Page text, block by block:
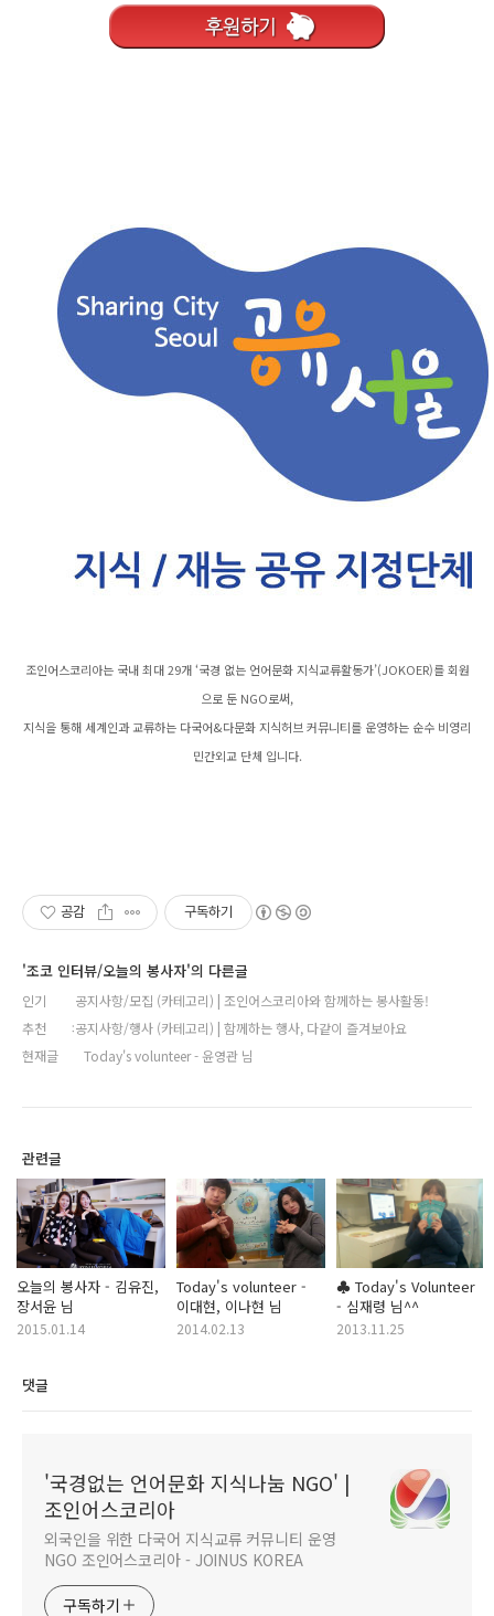
조인어스코리아는 국내 최대 29개 ‘국경 없는 언어문화 지식교류활동가’(JOKOER)를 회원
으로 둔 NGO로써,
지식을 통해 세계인과 교류하는 다국어&다문화 지식허브 커뮤니티를 운영하는 순수 비영리
민간외교 단체 입니다.
공감 구독하기
'조코 인터뷰/오늘의 봉사자'의 다른글
인기
공지사항/모집 (카테고리) | 조인어스코리아와 함께하는 봉사활동!
추천
공지사항/행사 (카테고리) | 함께하는 행사, 다같이 즐겨보아요
현재글
Today's volunteer - 윤영관 님
관련글
오늘의 봉사자 - 김유진,
장서윤 님
2015.01.14
Today's volunteer -
이대현, 이나현 님
2014.02.13
♣ Today's Volunteer
- 심재령 님^^
2013.11.25
댓글
'국경없는 언어문화 지식나눔 NGO' |
조인어스코리아
외국인을 위한 다국어 지식교류 커뮤니티 운영
NGO 조인어스코리아 - JOINUS KOREA
구독하기